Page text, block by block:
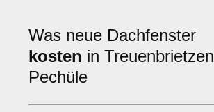
Was neue Dachfenster
kosten in Treuenbrietzen
Pechüle